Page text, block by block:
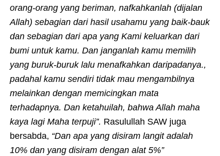
orang-orang yang beriman, nafkahkanlah (dijalan
Allah) sebagian dari hasil usahamu yang baik-bauk
dan sebagian dari apa yang Kami keluarkan dari
bumi untuk kamu. Dan janganlah kamu memilih
yang buruk-buruk lalu menafkahkan daripadanya.,
padahal kamu sendiri tidak mau mengambilnya
melainkan dengan memicingkan mata
terhadapnya. Dan ketahuilah, bahwa Allah maha
kaya lagi Maha terpuji”. Rasulullah SAW juga
bersabda, “Dan apa yang disiram langit adalah
10% dan yang disiram dengan alat 5%”